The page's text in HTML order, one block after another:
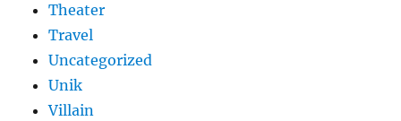
Theater
Travel
Uncategorized
Unik
Villain